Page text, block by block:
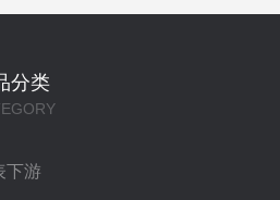
分类
下游